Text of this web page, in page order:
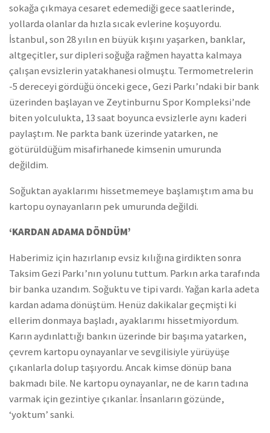
sokağa çıkmaya cesaret edemediği gece saatlerinde,
yollarda olanlar da hızla sıcak evlerine koşuyordu.
İstanbul, son 28 yılın en büyük kışını yaşarken, banklar,
altgeçitler, sur dipleri soğuğa rağmen hayatta kalmaya
çalışan evsizlerin yatakhanesi olmuştu. Termometrelerin
-5 dereceyi gördüğü önceki gece, Gezi Parkı’ndaki bir bank
üzerinden başlayan ve Zeytinburnu Spor Kompleksi’nde
biten yolculukta, 13 saat boyunca evsizlerle aynı kaderi
paylaştım. Ne parkta bank üzerinde yatarken, ne
götürüldüğüm misafirhanede kimsenin umurunda
değildim.
Soğuktan ayaklarımı hissetmemeye başlamıştım ama bu
kartopu oynayanların pek umurunda değildi.
‘KARDAN ADAMA DÖNDÜM’
Haberimiz için hazırlanıp evsiz kılığına girdikten sonra
Taksim Gezi Parkı’nın yolunu tuttum. Parkın arka tarafında
bir banka uzandım. Soğuktu ve tipi vardı. Yağan karla adeta
kardan adama dönüştüm. Henüz dakikalar geçmişti ki
ellerim donmaya başladı, ayaklarımı hissetmiyordum.
Karın aydınlattığı bankın üzerinde bir başıma yatarken,
çevrem kartopu oynayanlar ve sevgilisiyle yürüyüşe
çıkanlarla dolup taşıyordu. Ancak kimse dönüp bana
bakmadı bile. Ne kartopu oynayanlar, ne de karın tadına
varmak için gezintiye çıkanlar. İnsanların gözünde,
‘yoktum’ sanki.